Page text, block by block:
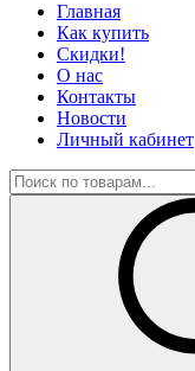
Главная
Как купить
Скидки!
О нас
Контакты
Новости
Личный кабинет